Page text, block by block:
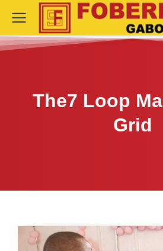
The7 Loop
Grid